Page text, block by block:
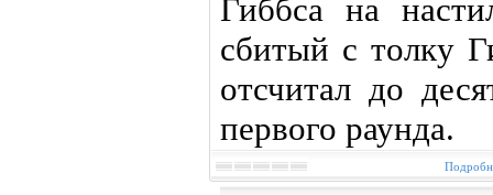
Гиббса на
сбитый с толку
отсчитал до
первого раунда.